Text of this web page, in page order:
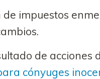
impuestos
de
cónyuges